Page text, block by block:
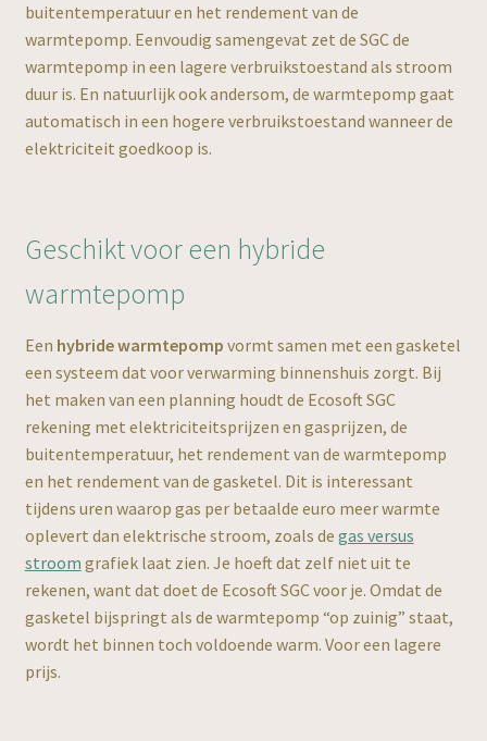
buitentemperatuur en het rendement van de
warmtepomp. Eenvoudig samengevat zet de SGC de
warmtepomp in een lagere verbruikstoestand als stroom
duur is. En natuurlijk ook andersom, de warmtepomp gaat
automatisch in een hogere verbruikstoestand wanneer de
elektriciteit goedkoop is.
Geschikt voor een hybride
warmtepomp
Een hybride warmtepomp vormt samen met een gasketel
een systeem dat voor verwarming binnenshuis zorgt. Bij
het maken van een planning houdt de Ecosoft SGC
rekening met elektriciteitsprijzen en gasprijzen, de
buitentemperatuur, het rendement van de warmtepomp
en het rendement van de gasketel. Dit is interessant
tijdens uren waarop gas per betaalde euro meer warmte
oplevert dan elektrische stroom, zoals de gas versus
stroom grafiek laat zien. Je hoeft dat zelf niet uit te
rekenen, want dat doet de Ecosoft SGC voor je. Omdat de
gasketel bijspringt als de warmtepomp “op zuinig” staat,
wordt het binnen toch voldoende warm. Voor een lagere
prijs.